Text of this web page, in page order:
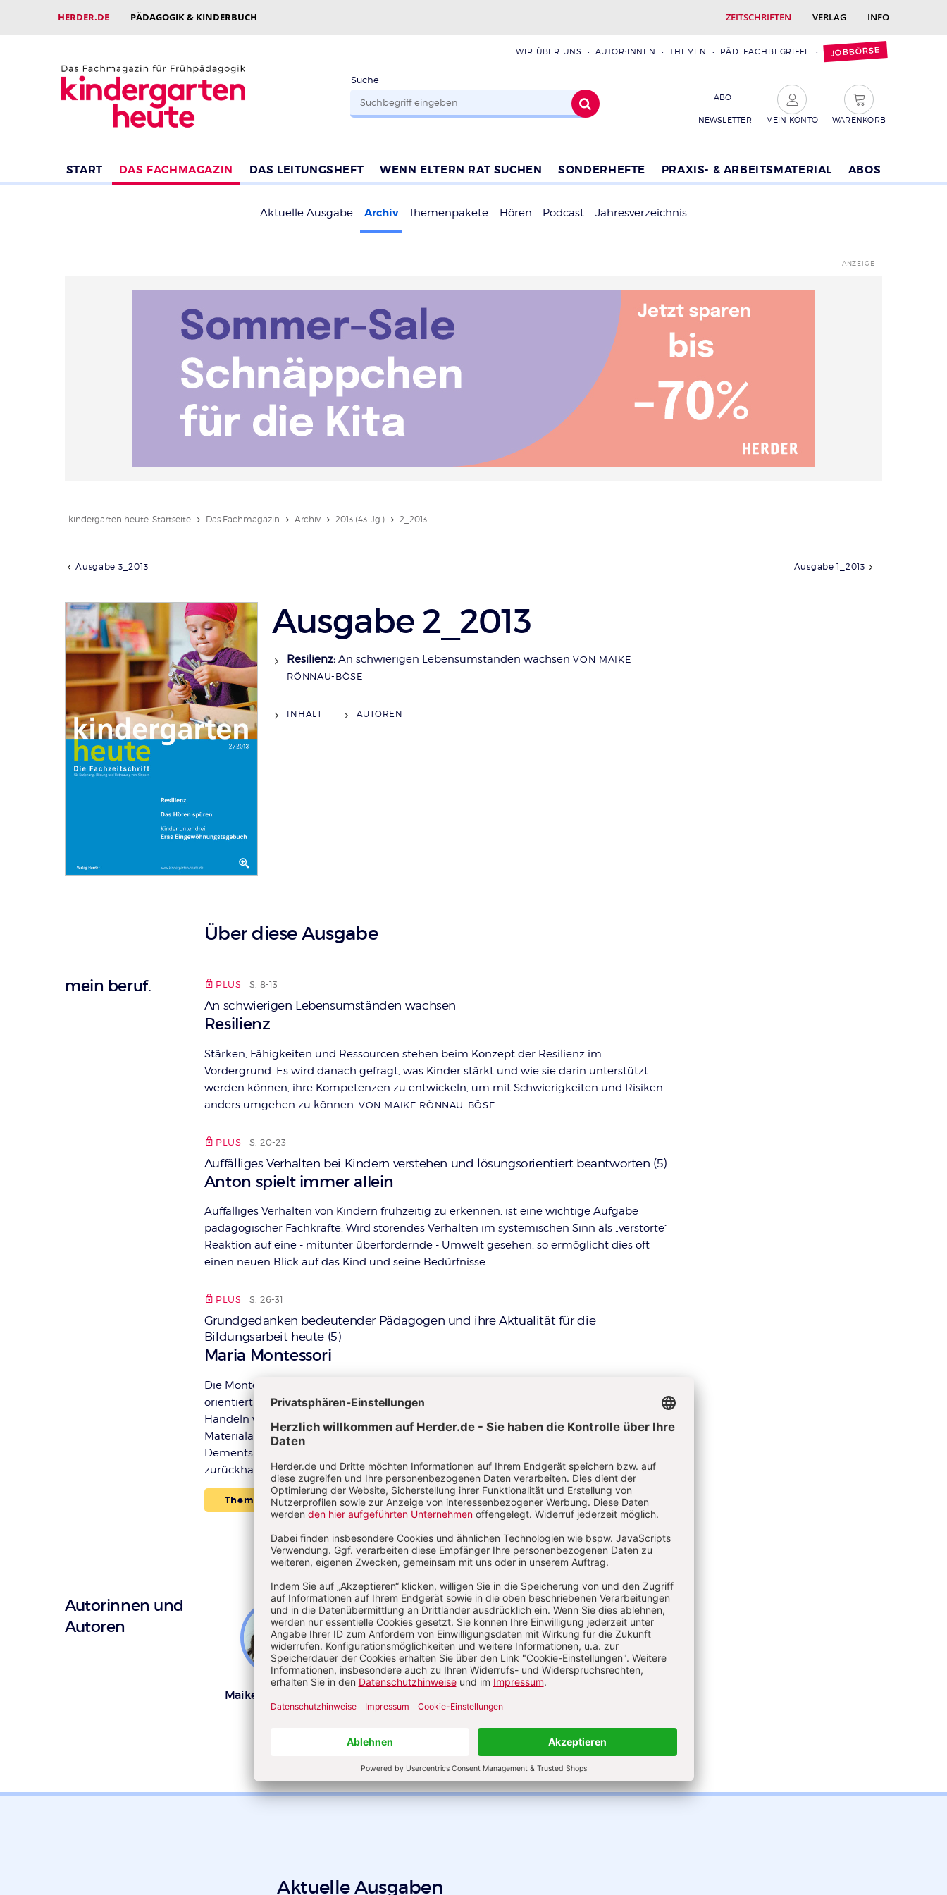
HERDER.DE PÄDAGOGIK & KINDERBUCH ZEITSCHRIFTEN VERLAG INFO
WIR ÜBER UNS AUTOR:INNEN THEMEN PÄD. FACHBEGRIFFE JOBBÖRSE
Suche
ABO
NEWSLETTER MEIN KONTO WARENKORB
START DAS FACHMAGAZIN DAS LEITUNGSHEFT WENN ELTERN RAT SUCHEN SONDERHEFTE PRAXIS- & ARBEITSMATERIAL ABOS
Aktuelle Ausgabe Archiv Themenpakete Hören Podcast Jahresverzeichnis
kindergarten heute: Startseite Das Fachmagazin Archiv 2013 (43. Jg.) 2_2013
Ausgabe 3_2013 Ausgabe 1_2013
Ausgabe 2_2013
Resilienz: An schwierigen Lebensumständen wachsen VON MAIKE
RÖNNAU-BÖSE
INHALT AUTOREN
Über diese Ausgabe
mein beruf. PLUS S. 8-13
An schwierigen Lebensumständen wachsen
:
Resilienz
Stärken, Fähigkeiten und Ressourcen stehen beim Konzept der Resilienz im
Vordergrund. Es wird danach gefragt, was Kinder stärkt und wie sie darin unterstützt
werden können, ihre Kompetenzen zu entwickeln, um mit Schwierigkeiten und Risiken
anders umgehen zu können. VON MAIKE RÖNNAU-BÖSE
PLUS S. 20-23
Auffälliges Verhalten bei Kindern verstehen und lösungsorientiert beantworten (5)
:
Anton spielt immer allein
Auffälliges Verhalten von Kindern frühzeitig zu erkennen, ist eine wichtige Aufgabe
pädagogischer Fachkräfte. Wird störendes Verhalten im systemischen Sinn als „verstörte“
Reaktion auf eine - mitunter überfordernde - Umwelt gesehen, so ermöglicht dies oft
einen neuen Blick auf das Kind und seine Bedürfnisse.
PLUS S. 26-31
Grundgedanken bedeutender Pädagogen und ihre Aktualität für die
Bildungsarbeit heute (5)
:
Maria Montessori
Die Montessori-Pädagogik ist ein Bildungsangebot, das sich unmittelbar am Kind
orientiert und konsequent seine Bedürfnisse berücksichtigt. Selbstständiges Denken und
Handeln wird ermöglicht, indem Kinder Raum für freie Entscheidungen erhalten und ein
Materialangebot, das ihnen hilft, ihren eigenen Lernbedürfnissen zu folgen.
Dementsprechend verstehen sich Montessori- Erzieherinnen als wachsame, aber
zurückhaltende Begleiterinnen.VON MANFRED BERGER
Themenpaket: Grundgedanken bedeutender Pädagogen (2)
Autorinnen und
Autoren
Maike Rönnau-Böse
Aktuelle Ausgaben